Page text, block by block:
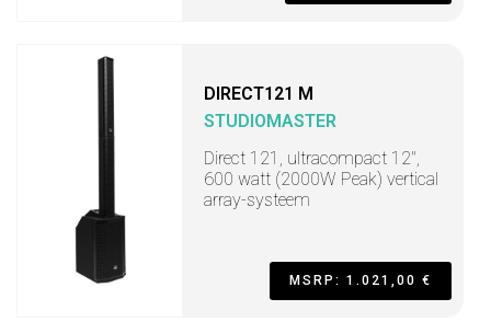
DIRECT121 M
STUDIOMASTER
Direct 121, ultracompact 12",
600 watt (2000W Peak) vertical
array-systeem
MSRP: 1.021,00 €